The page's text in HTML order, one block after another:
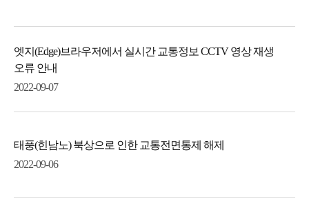
엣지(Edge)브라우저에서 실시간 교통정보 CCTV 영상 재생
오류 안내
2022-09-07
태풍(힌남노) 북상으로 인한 교통전면통제 해제
2022-09-06